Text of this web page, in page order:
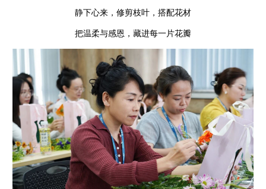
静下心来，修剪枝叶，搭配花材
把温柔与感恩，藏进每一片花瓣